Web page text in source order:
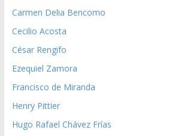
Carmen Delia Bencomo
Cecilio Acosta
César Rengifo
Ezequiel Zamora
Francisco de Miranda
Henry Pittier
Hugo Rafael Chávez Frías